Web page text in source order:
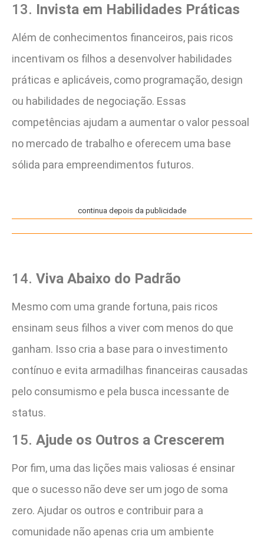
13. Invista em Habilidades Práticas
Além de conhecimentos financeiros, pais ricos
incentivam os filhos a desenvolver habilidades
práticas e aplicáveis, como programação, design
ou habilidades de negociação. Essas
competências ajudam a aumentar o valor pessoal
no mercado de trabalho e oferecem uma base
sólida para empreendimentos futuros​.
continua depois da publicidade
14. Viva Abaixo do Padrão
Mesmo com uma grande fortuna, pais ricos
ensinam seus filhos a viver com menos do que
ganham. Isso cria a base para o investimento
contínuo e evita armadilhas financeiras causadas
pelo consumismo e pela busca incessante de
status​.
15. Ajude os Outros a Crescerem
Por fim, uma das lições mais valiosas é ensinar
que o sucesso não deve ser um jogo de soma
zero. Ajudar os outros e contribuir para a
comunidade não apenas cria um ambiente